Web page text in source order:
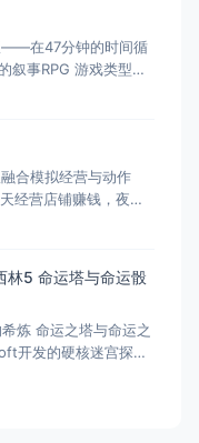
者（官方简体中文定
——在47分钟的时间循
叙事RPG 游戏类型：
× 等距视角 × 心理惊
Valley（北美/欧服
合模拟经营与动作
经营店铺赚钱，夜晚
心循环为“赚钱变强，
与出色像素美术，获
是体验双面人生的佳
林5 命运塔与命运骰
炼 命运之塔与命运之
开发的硬核迷宫探险
冒险地图、道具、怪